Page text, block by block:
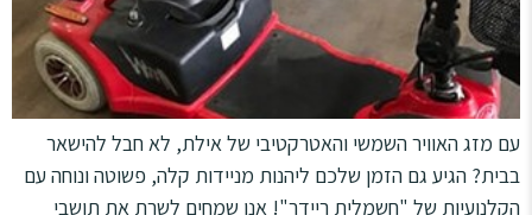
עם מזג האוויר השמשי והאטרקטיבי של אילת, לא חבל להישאר
בבית? הגיע גם הזמן שלכם ליהנות מניידות קלה, פשוטה ונוחה עם
הקלנועיות של "חשמלית ריידר"! אנו שמחים לשרת את תושבי